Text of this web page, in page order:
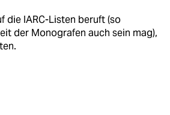
die IARC-Listen beruft (so
der Monografen auch sein mag),